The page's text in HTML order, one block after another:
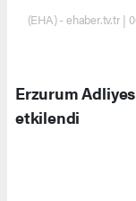
(EHA) - ehaber.tv.tr |
Erzurum
etkilendi